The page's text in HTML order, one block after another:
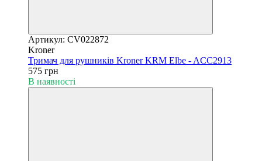
Артикул: CV022872
Kroner
Тримач для рушників Kroner KRM Elbe - ACC2913
575 грн
В наявності